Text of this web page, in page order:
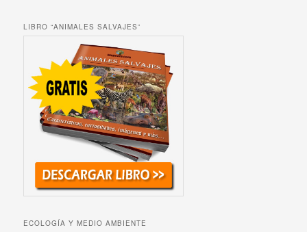
LIBRO “ANIMALES SALVAJES”
ECOLOGÍA Y MEDIO AMBIENTE